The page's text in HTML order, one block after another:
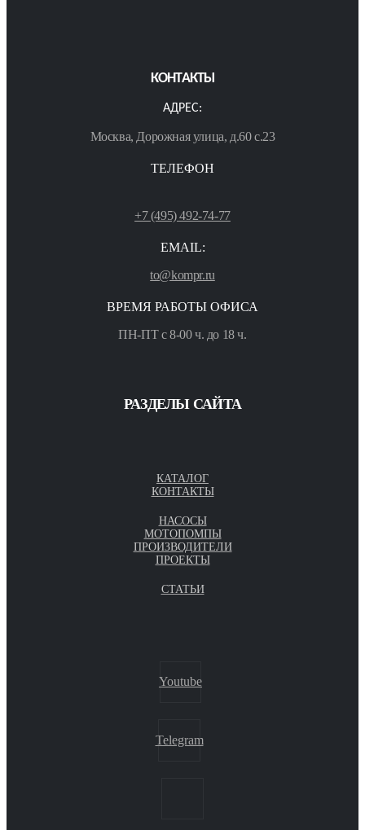
КОНТАКТЫ
АДРЕС:
Москва, Дорожная улица, д.60 с.23
ТЕЛЕФОН
+7 (495) 492-74-77
EMAIL:
to@kompr.ru
ВРЕМЯ РАБОТЫ ОФИСА
ПН-ПТ с 8-00 ч. до 18 ч.
РАЗДЕЛЫ САЙТА
КАТАЛОГ
КОНТАКТЫ
НАСОСЫ
МОТОПОМПЫ
ПРОИЗВОДИТЕЛИ
ПРОЕКТЫ
СТАТЬИ
Youtube
Telegram